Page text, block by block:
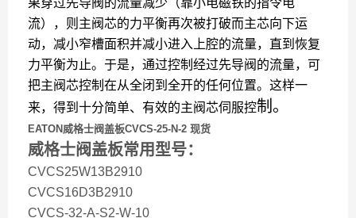
果穿过先导阀的流量减少（靠小电磁铁的指令电
流），则主阀芯的力平衡再次被打破而主芯向下运
动，减小窄槽面积并减小进入上腔的流量，直到恢复
力平衡为止。于是，通过控制经过先导阀的流量，可
把主阀芯控制在从全闭到全开的任何位置。这样一
来，得到十分简单、有效的主阀芯伺服控制。
EATON威格士阀盖板CVCS-25-N-2 现货
威格士阀盖板常用型号：
CVCS25W13B2910
CVCS16D3B2910
CVCS-32-A-S2-W-10